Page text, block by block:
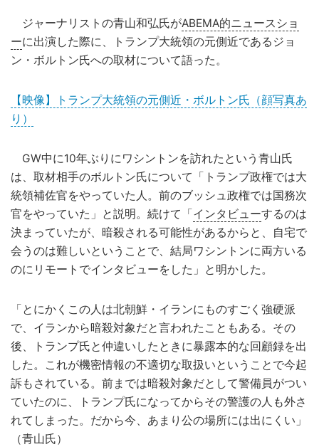
ジャーナリストの青山和弘氏がABEMA的ニュースショ
ーに出演した際に、トランプ大統領の元側近であるジョ
ン・ボルトン氏への取材について語った。
【映像】トランプ大統領の元側近・ボルトン氏（顔写真あ
り）
GW中に10年ぶりにワシントンを訪れたという青山氏
は、取材相手のボルトン氏について「トランプ政権では大
統領補佐官をやっていた人。前のブッシュ政権では国務次
官をやっていた」と説明。続けて「インタビューするのは
決まっていたが、暗殺される可能性があるからと、自宅で
会うのは難しいということで、結局ワシントンに両方いる
のにリモートでインタビューをした」と明かした。
「とにかくこの人は北朝鮮・イランにものすごく強硬派
で、イランから暗殺対象だと言われたこともある。その
後、トランプ氏と仲違いしたときに暴露本的な回顧録を出
した。これが機密情報の不適切な取扱いということで今起
訴もされている。前までは暗殺対象だとして警備員がつい
ていたのに、トランプ氏になってからその警護の人も外さ
れてしまった。だから今、あまり公の場所には出にくい」
（青山氏）